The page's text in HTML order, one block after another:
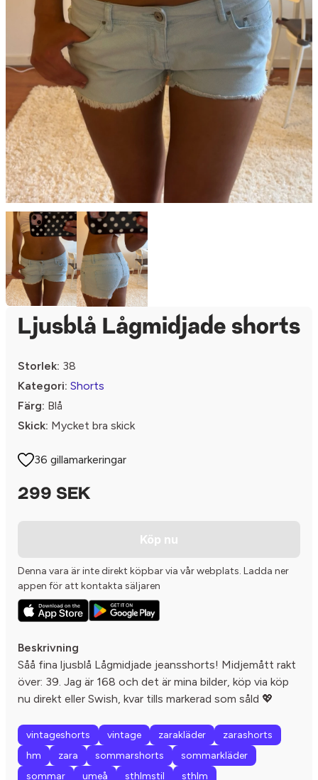
Ljusblå Lågmidjade shorts
Storlek: 38
Kategori: Shorts
Färg: Blå
Skick: Mycket bra skick
36 gillamarkeringar
299 SEK
Köp nu
Denna vara är inte direkt köpbar via vår webplats. Ladda ner
appen för att kontakta säljaren
Beskrivning
Såå fina ljusblå Lågmidjade jeansshorts! Midjemått rakt
över: 39. Jag är 168 och det är mina bilder, köp via köp
nu direkt eller Swish, kvar tills markerad som såld 💖
vintageshorts vintage zarakläder
zarashorts
hm
zara sommarshorts
sommarkläder
sommar
umeå sthlmstil sthlm